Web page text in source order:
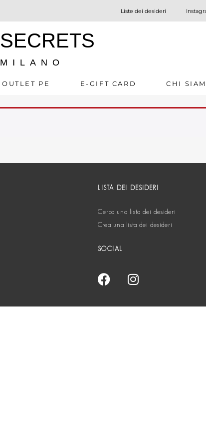
Liste dei desideri
SECRETS
MILANO
OUTLET PE E-GIFT CARD CHI
LISTA DEI DESIDERI
Cerca una lista dei desideri
Crea una lista dei desideri
SOCIAL